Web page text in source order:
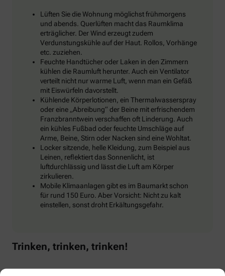
Lüften Sie die Wohnung möglichst frühmorgens
und abends. Querlüften macht das Raumklima
erträglicher. Der Wind erzeugt zudem
Verdunstungskühle auf der Haut. Rollos, Vorhänge
etc. zuziehen.
Feuchte Handtücher oder Laken in den Zimmern
kühlen die Raumluft herunter. Auch ein Ventilator
verteilt nicht nur warme Luft, wenn man ein Gefäß
mit Eiswürfeln davorstellt.
Kühlende Körperlotionen, ein Thermalwasserspray
oder eine „Abreibung“ der Beine mit erfrischendem
Franzbranntwein verschaffen oft Linderung. Auch
ein kühles Fußbad oder feuchte Umschläge auf
Arme, Beine, Stirn oder Nacken sind eine Wohltat.
Locker sitzende, helle Kleidung, zum Beispiel aus
Leinen, reflektiert das Sonnenlicht, ist
luftdurchlässig und lässt die Luft am Körper
zirkulieren.
Mobile Klimaanlagen gibt es im Baumarkt schon
für rund 150 Euro. Aber Vorsicht: Nicht zu kalt
einstellen, sonst droht Erkältungsgefahr.
Trinken, trinken, trinken!